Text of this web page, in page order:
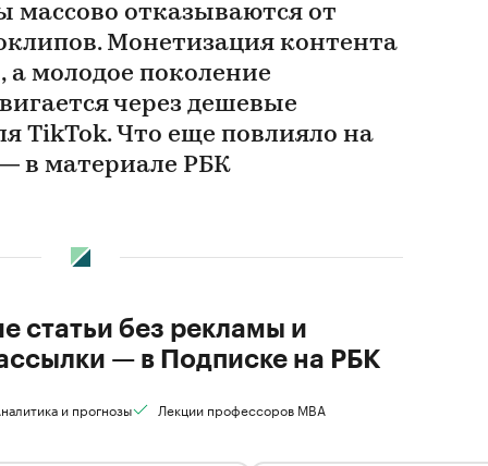
массово отказываются от
Монетизация контента
молодое поколение
через дешевые
TikTok. Что еще повлияло на
в материале РБК
статьи без рекламы и
— в Подписке на РБК
и прогнозы Лекции профессоров MBA